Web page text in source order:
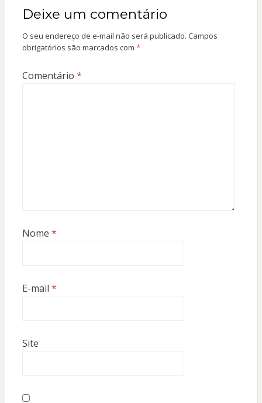
Deixe um comentário
O seu endereço de e-mail não será publicado. Campos
obrigatórios são marcados com *
Comentário *
Nome *
E-mail *
Site